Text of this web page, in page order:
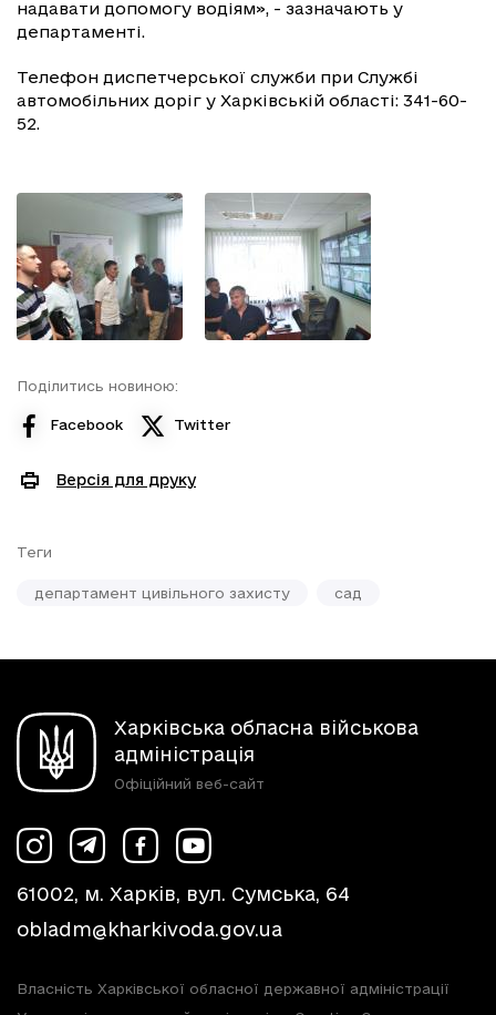
надавати допомогу водіям», - зазначають у
департаменті.
Телефон диспетчерської служби при Службі
автомобільних доріг у Харківській області: 341-60-
52.
Поділитись новиною:
Facebook Twitter
Версія для друку
Теги
департамент цивільного захисту сад
Харківська обласна військова
адміністрація
Офіційний веб-сайт
61002, м. Харків, вул. Сумська, 64
obladm@kharkivoda.gov.ua
Власність Харківської обласної державної адміністрації